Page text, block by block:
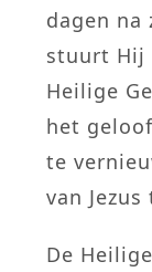
dagen
stuurt Hij
Heilige
het
te
van
De